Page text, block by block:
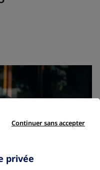
privée
Continuer sans accepter